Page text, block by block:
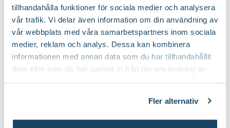
tillhandahålla funktioner för sociala medier och analysera
vår trafik. Vi delar även information om din användning av
vår webbplats med våra samarbetspartners inom sociala
medier, reklam och analys. Dessa kan kombinera
informationen med annan data som du har tillhandahållit
dem eller som de har samlat in från din användning av
Fler alternativ
Till Produkten
till Hasselfors P-Jord/Planteringsjord
Till
Läs mer om funkia - en av våra trädgårdsfavoriter